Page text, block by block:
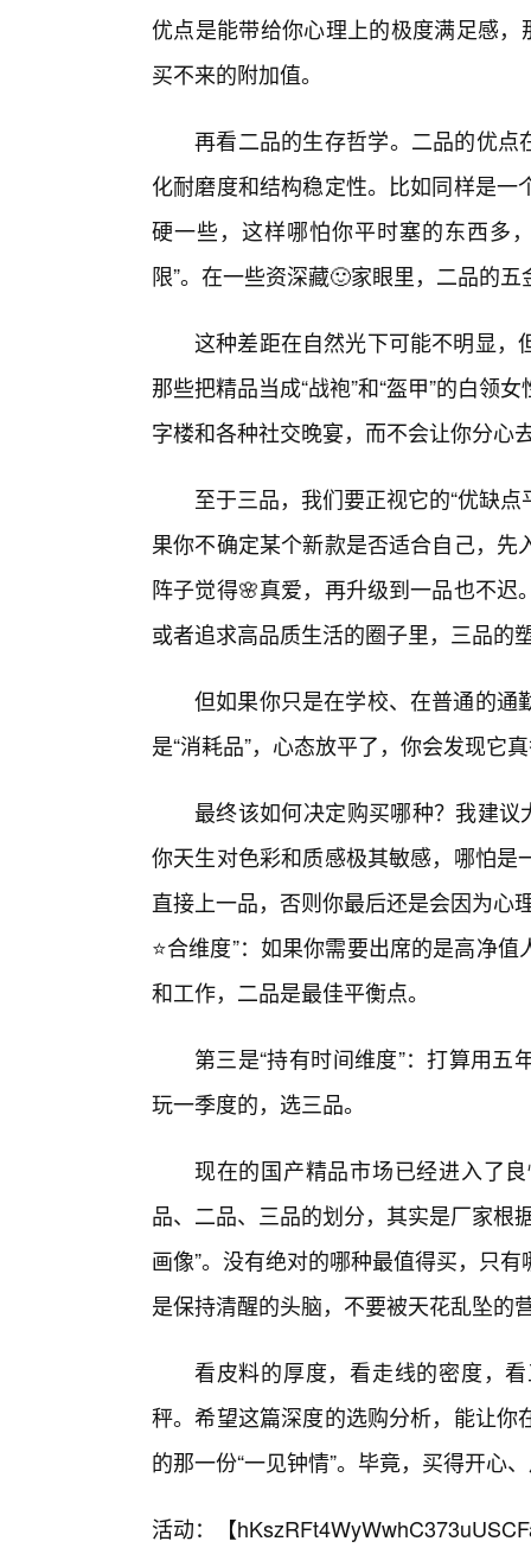
优点是能带给你心理上的极度满足感
买不来的附加值。
再看二品的生存哲学。二品的优点
化耐磨度和结构稳定性。比如同样是
硬一些，这样哪怕你平时塞的东西多
限”。在一些资深藏🙂家眼里，二品的
这种差距在自然光下可能不明显，
那些把精品当成“战袍”和“盔甲”的白领
字楼和各种社交晚宴，而不会让你分心
至于三品，我们要正视它的“优缺
果你不确定某个新款是否适合自己，
阵子觉得🌸真爱，再升级到一品也不
或者追求高品质生活的圈子里，三品的
但如果你只是在学校、在普通的通
是“消耗品”，心态放平了，你会发现它
最终该如何决定购买哪种？我建议
你天生对色彩和质感极其敏感，哪怕
直接上一品，否则你最后还是会因为心
⭐合维度”：如果你需要出席的是高净
和工作，二品是最佳平衡点。
第三是“持有时间维度”：打算用
玩一季度的，选三品。
现在的国产精品市场已经进入了
品、二品、三品的划分，其实是厂家根
画像”。没有绝对的哪种最值得买，只
是保持清醒的头脑，不要被天花乱坠的
看皮料的厚度，看走线的密度，
秤。希望这篇深度的选购分析，能让
的那一份“一见钟情”。毕竟，买得开心
活动：【